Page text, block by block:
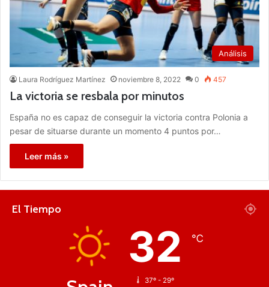
Análisis
Laura Rodríguez Martínez noviembre 8, 2022 0 457
La victoria se resbala por minutos
España no es capaz de conseguir la victoria contra Polonia a
pesar de situarse durante un momento 4 puntos por…
Leer más »
El Tiempo
32 ℃
37º - 29º